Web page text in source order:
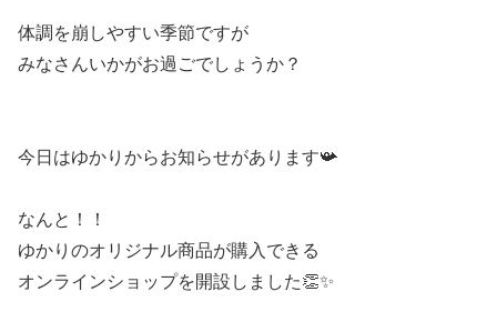
体調を崩しやすい季節ですが
みなさんいかがお過ごでしょうか？
今日はゆかりからお知らせがあります📯
なんと！！
ゆかりのオリジナル商品が購入できる
オンラインショップを開設しました👏✨